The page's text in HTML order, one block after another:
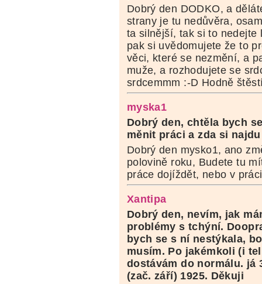
Dobrý den DODKO, a
strany je tu nedůvěra,
ta silnější, tak si to
pak si uvědomujete že to
věci, které se nezmění, a
muže, a rozhodujete se
srdcemmm :-D Hodně
myska1
Dobrý den,chtěla bych
měnit práci a zda si
Dobrý den mysko1, ano
polovině roku, Budete tu
práce dojíždět, nebo v
Xantipa
Dobrý den, nevím, jak
problémy s tchýní.
bych se s ní nestýkala,
musím. Po jakémkoli (i
dostávám do normálu. já
(zač. září) 1925. Děkuji